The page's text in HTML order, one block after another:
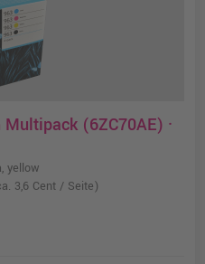
(6ZC70AE) ·
yellow
3,6 Cent / Seite)